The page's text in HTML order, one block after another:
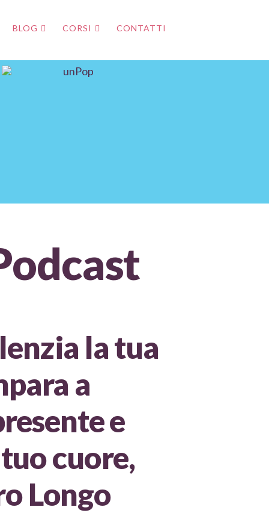
BLOG CORSI CONTATTI
la tua
a
e
cuore,
Longo